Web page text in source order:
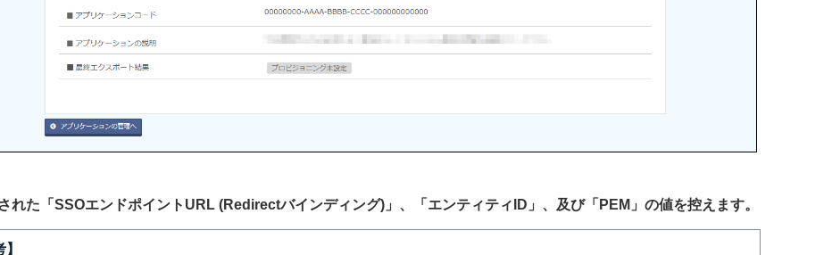
れた「SSOエンドポイントURL (Redirectバインディング)」、「エンティティID」、及び「PEM」の値を控えます。
】